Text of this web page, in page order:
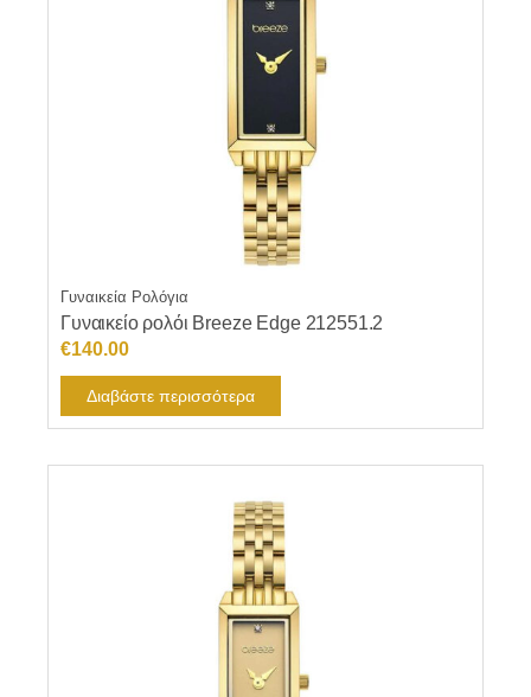
Γυναικεία Ρολόγια
Γυναικείο ρολόι Breeze Edge 212551.2
€140.00
Διαβάστε περισσότερα